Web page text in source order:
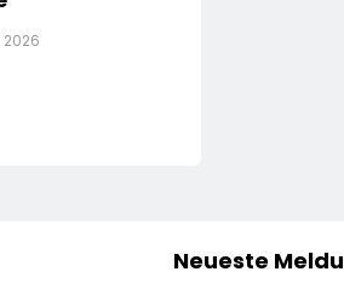
2026
Neueste